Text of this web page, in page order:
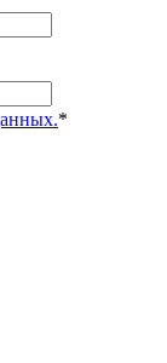
*